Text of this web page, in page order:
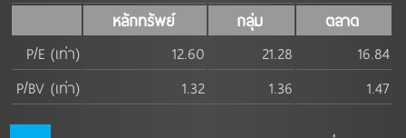
หลักทรัพย์
กลุ่ม
ตลาด
P/E (เท่า)
12.60 21.28
16.84
P/BV (เท่า)
1.32 1.36 1.47